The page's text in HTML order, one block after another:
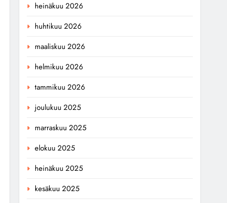
heinäkuu 2026
huhtikuu 2026
maaliskuu 2026
helmikuu 2026
tammikuu 2026
joulukuu 2025
marraskuu 2025
elokuu 2025
heinäkuu 2025
kesäkuu 2025